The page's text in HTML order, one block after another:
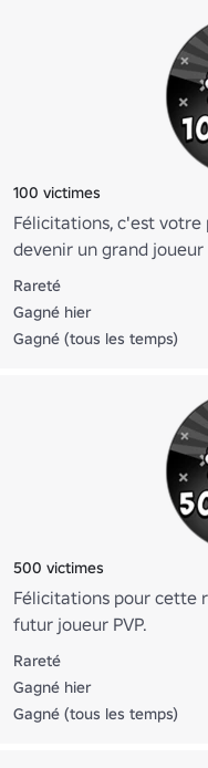
100 victimes
Félicitations, c'est votre
devenir un grand joueur
Rareté
Gagné hier
Gagné (tous les temps)
500 victimes
Félicitations pour cette
futur joueur PVP.
Rareté
Gagné hier
Gagné (tous les temps)